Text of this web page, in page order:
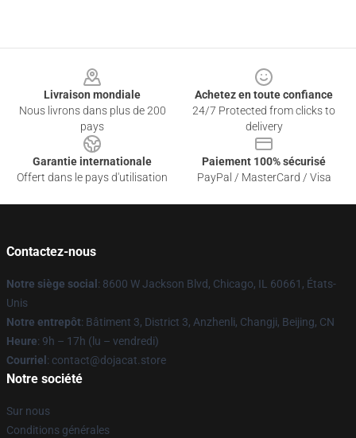
Livraison mondiale
Nous livrons dans plus de 200
pays
Achetez en toute confiance
24/7 Protected from clicks to
delivery
Garantie internationale
Offert dans le pays d'utilisation
Paiement 100% sécurisé
PayPal / MasterCard / Visa
Contactez-nous
Notre siège social : 8600 W Jackson Blvd, Chicago, IL 60661, États-
Unis
Notre entrepôt: Bâtiment 3, District 3, Anzhenli, Changji, Beijing, CN
Heure: 9h – 17h (lu – vendredi)
Courriel : contact@dojacat.store
Notre société
Sur nous
Conditions générales